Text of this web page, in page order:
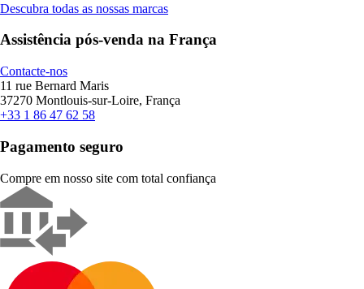
Descubra todas as nossas marcas
Assistência pós-venda na França
Contacte-nos
11 rue Bernard Maris
37270 Montlouis-sur-Loire, França
+33 1 86 47 62 58
Pagamento seguro
Compre em nosso site com total confiança